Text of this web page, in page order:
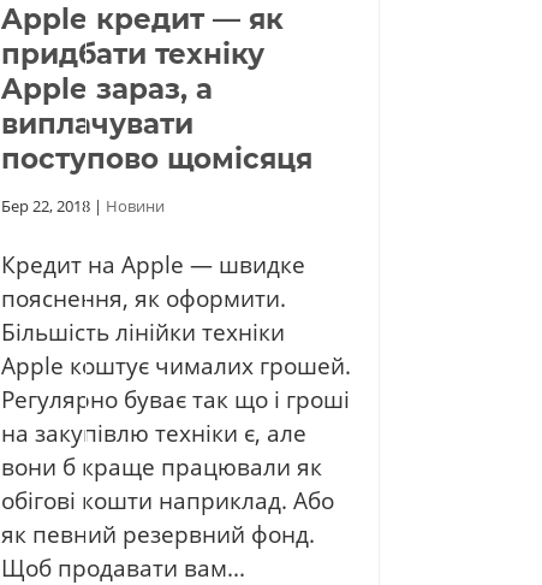
Apple кредит — як
придбати техніку
Apple зараз, а
виплачувати
поступово щомісяця
Бер 22, 2018 | Новини
Кредит на Apple — швидке
пояснення, як оформити.
Більшість лінійки техніки
Apple коштує чималих грошей.
Регулярно буває так що і гроші
на закупівлю техніки є, але
вони б краще працювали як
обігові кошти наприклад. Або
як певний резервний фонд.
Щоб продавати вам...